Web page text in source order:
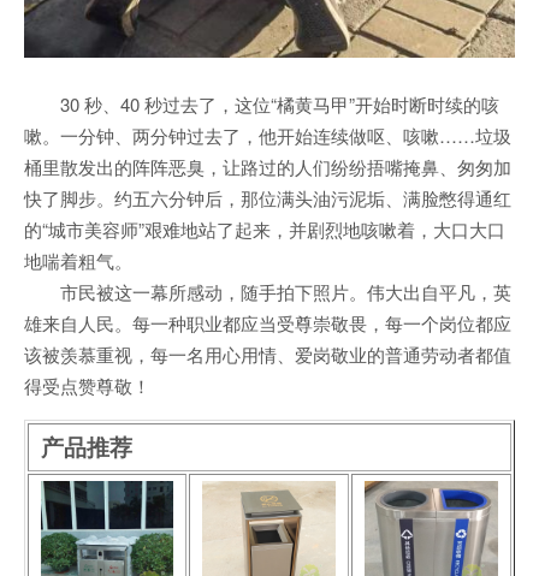
30 秒、40 秒过去了，这位“橘黄马甲”开始时断时续的咳
嗽。一分钟、两分钟过去了，他开始连续做呕、咳嗽……垃圾
桶里散发出的阵阵恶臭，让路过的人们纷纷捂嘴掩鼻、匆匆加
快了脚步。约五六分钟后，那位满头油污泥垢、满脸憋得通红
的“城市美容师”艰难地站了起来，并剧烈地咳嗽着，大口大口
地喘着粗气。
市民被这一幕所感动，随手拍下照片。伟大出自平凡，英
雄来自人民。每一种职业都应当受尊崇敬畏，每一个岗位都应
该被羡慕重视，每一名用心用情、爱岗敬业的普通劳动者都值
得受点赞尊敬！
产品推荐